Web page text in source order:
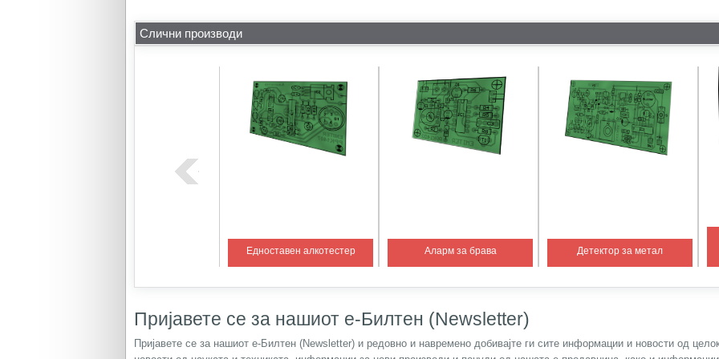
Слични производи
Едноставен алкотестер Аларм за брава Детектор за метал
Пријавете се за нашиот е-Билтен (Newsletter)
Пријавете се за нашиот е-Билтен (Newsletter) и редовно и навремено добивајте ги сите информации и новости од